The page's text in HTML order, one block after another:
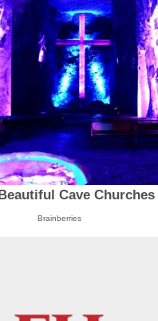
Cave Churches
Brainberries